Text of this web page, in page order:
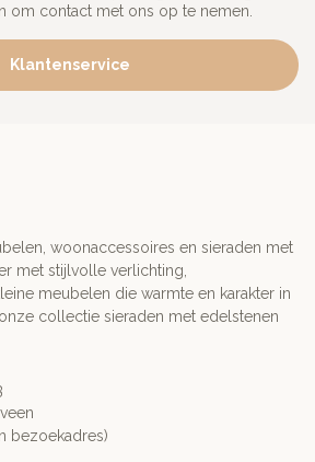
om contact met ons op te nemen.
Klantenservice
woonaccessoires en sieraden met
met stijlvolle verlichting,
meubelen die warmte en karakter in
collectie sieraden met edelstenen
bezoekadres)